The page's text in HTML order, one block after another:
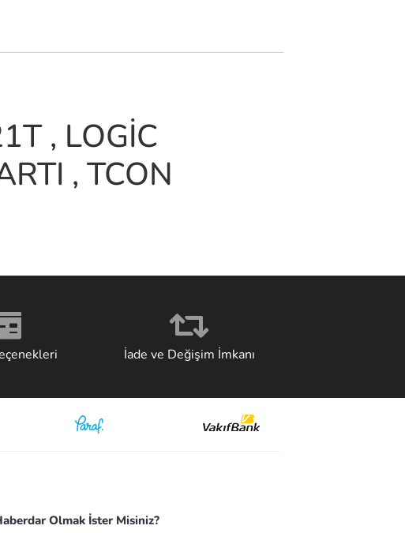
, LOGİC
, TCON
İade ve Değişim İmkanı
Olmak İster Misiniz?